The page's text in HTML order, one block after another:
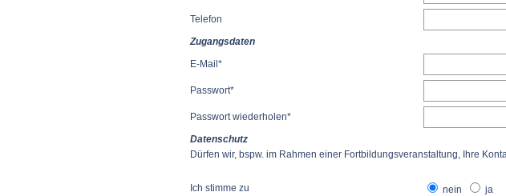
Telefon
Zugangsdaten
E-Mail*
Passwort*
Passwort wiederholen*
Datenschutz
Dürfen wir, bspw. im Rahmen einer Fortbildungsveranstaltung, Ihre
Ich stimme zu nein ja